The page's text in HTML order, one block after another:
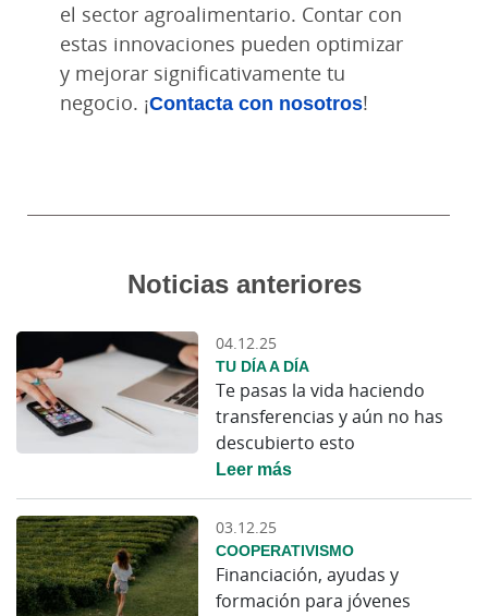
el sector agroalimentario. Contar con
estas innovaciones pueden optimizar
y mejorar significativamente tu
negocio. ¡Contacta con nosotros!
Noticias anteriores
04.12.25
TU DÍA A DÍA
Te pasas la vida haciendo
transferencias y aún no has
descubierto esto
Leer más
03.12.25
COOPERATIVISMO
Financiación, ayudas y
formación para jóvenes